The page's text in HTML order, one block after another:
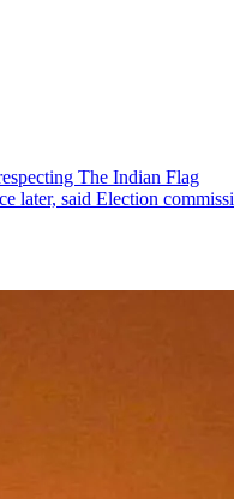
The Indian Flag
later, said Election